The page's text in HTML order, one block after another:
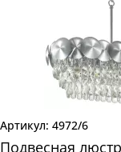
4972/6
Подвесная